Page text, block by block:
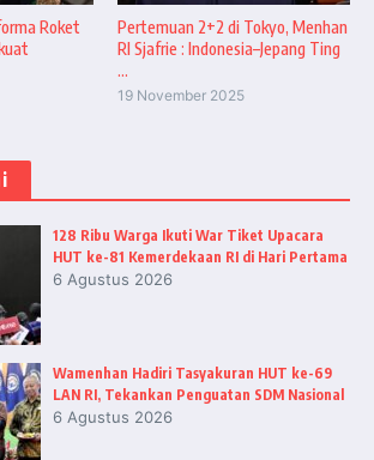
Roket
Pertemuan 2+2 di Tokyo, Menhan
RI Sjafrie : Indonesia–Jepang Ting
...
19 November 2025
128 Ribu Warga Ikuti War Tiket Upacara
HUT ke-81 Kemerdekaan RI di Hari Pertama
6 Agustus 2026
Wamenhan Hadiri Tasyakuran HUT ke-69
LAN RI, Tekankan Penguatan SDM Nasional
6 Agustus 2026